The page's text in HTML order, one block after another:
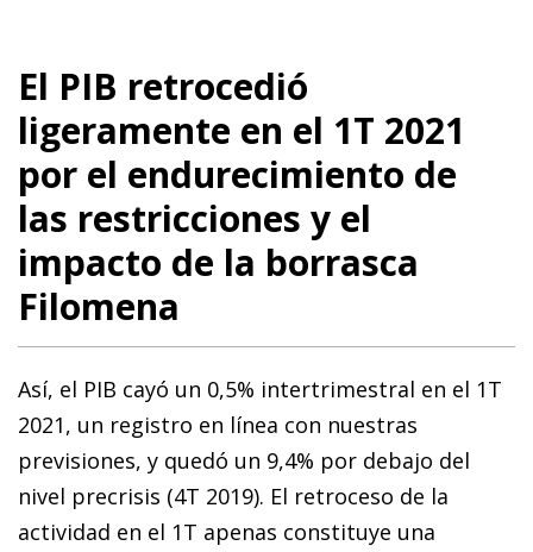
El PIB retrocedió
ligeramente en el 1T 2021
por el endurecimiento de
las restricciones y el
impacto de la borrasca
Filomena
Así, el PIB cayó un 0,5% intertrimestral en el 1T
2021, un registro en línea con nuestras
previsiones, y quedó un 9,4% por debajo del
nivel precrisis (4T 2019). El retroceso de la
actividad en el 1T apenas constituye una